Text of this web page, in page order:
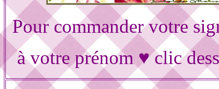
Pour commander votre
à votre prénom ♥ clic